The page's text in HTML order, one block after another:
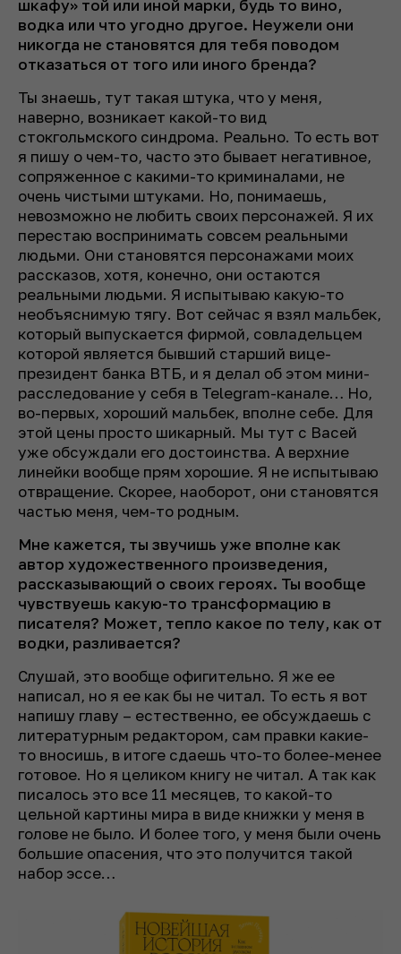
шкафу» той или иной марки, будь то вино,
водка или что угодно другое. Неужели они
никогда не становятся для тебя поводом
отказаться от того или иного бренда?
Ты знаешь, тут такая штука, что у меня,
наверно, возникает какой-то вид
стокгольмского синдрома. Реально. То есть вот
я пишу о чем-то, часто это бывает негативное,
сопряженное с какими-то криминалами, не
очень чистыми штуками. Но, понимаешь,
невозможно не любить своих персонажей. Я их
перестаю воспринимать совсем реальными
людьми. Они становятся персонажами моих
рассказов, хотя, конечно, они остаются
реальными людьми. Я испытываю какую-то
необъяснимую тягу. Вот сейчас я взял мальбек,
который выпускается фирмой, совладельцем
которой является бывший старший вице-
президент банка ВТБ, и я делал об этом мини-
расследование у себя в Telegram-канале… Но,
во-первых, хороший мальбек, вполне себе. Для
этой цены просто шикарный. Мы тут с Васей
уже обсуждали его достоинства. А верхние
линейки вообще прям хорошие. Я не испытываю
отвращение. Скорее, наоборот, они становятся
частью меня, чем-то родным.
Мне кажется, ты звучишь уже вполне как
автор художественного произведения,
рассказывающий о своих героях. Ты вообще
чувствуешь какую-то трансформацию в
писателя? Может, тепло какое по телу, как от
водки, разливается?
Слушай, это вообще офигительно. Я же ее
написал, но я ее как бы не читал. То есть я вот
напишу главу – естественно, ее обсуждаешь с
литературным редактором, сам правки какие-
то вносишь, в итоге сдаешь что-то более-менее
готовое. Но я целиком книгу не читал. А так как
писалось это все 11 месяцев, то какой-то
цельной картины мира в виде книжки у меня в
голове не было. И более того, у меня были очень
большие опасения, что это получится такой
набор эссе…